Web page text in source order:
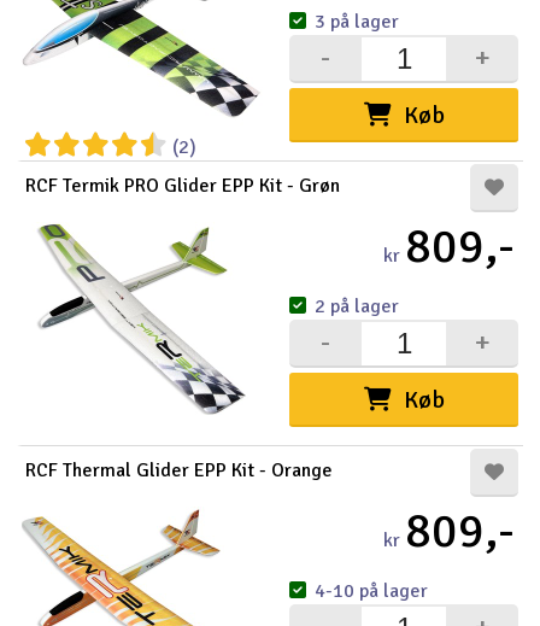
(2)
Køb
+
-
3 på lager
RCF Termik PRO Glider EPP Kit - Grøn
kr 809,-
Køb
+
-
2 på lager
RCF Thermal Glider EPP Kit - Orange
kr 809,-
4-10 på lager